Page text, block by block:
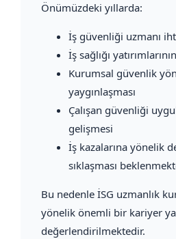
Önümüzdeki yıllarda:
İş güvenliği uzmanı
İş sağlığı
Kurumsal güvenlik
yaygınlaşması
Çalışan güvenliği
gelişmesi
İş kazalarına yönelik
sıklaşması
Bu nedenle İSG uzmanlık
yönelik önemli bir kariyer
değerlendirilmektedir.